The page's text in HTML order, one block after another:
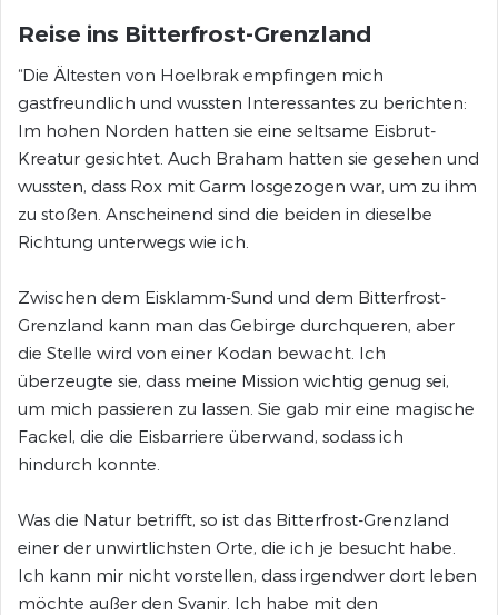
Reise ins Bitterfrost-Grenzland
“Die Ältesten von Hoelbrak empfingen mich
gastfreundlich und wussten Interessantes zu berichten:
Im hohen Norden hatten sie eine seltsame Eisbrut-
Kreatur gesichtet. Auch Braham hatten sie gesehen und
wussten, dass Rox mit Garm losgezogen war, um zu ihm
zu stoßen. Anscheinend sind die beiden in dieselbe
Richtung unterwegs wie ich.
Zwischen dem Eisklamm-Sund und dem Bitterfrost-
Grenzland kann man das Gebirge durchqueren, aber
die Stelle wird von einer Kodan bewacht. Ich
überzeugte sie, dass meine Mission wichtig genug sei,
um mich passieren zu lassen. Sie gab mir eine magische
Fackel, die die Eisbarriere überwand, sodass ich
hindurch konnte.
Was die Natur betrifft, so ist das Bitterfrost-Grenzland
einer der unwirtlichsten Orte, die ich je besucht habe.
Ich kann mir nicht vorstellen, dass irgendwer dort leben
möchte außer den Svanir. Ich habe mit den